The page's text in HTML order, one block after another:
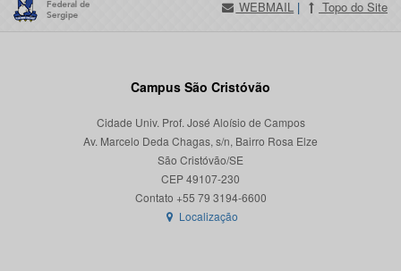
WEBMAIL | Topo do Site
Campus São Cristóvão
Cidade Univ. Prof. José Aloísio de Campos
Av. Marcelo Deda Chagas, s/n, Bairro Rosa Elze
São Cristóvão/SE
CEP 49107-230
Localização